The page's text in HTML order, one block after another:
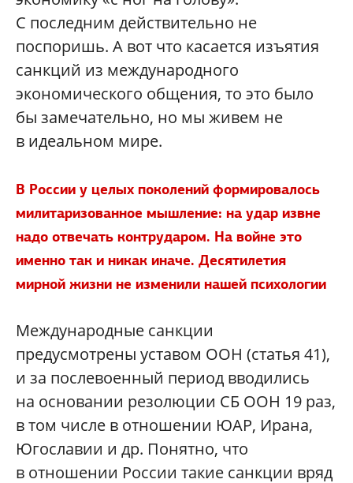
С последним действительно не
поспоришь. А вот что касается изъятия
санкций из международного
экономического общения, то это было
бы замечательно, но мы живем не
в идеальном мире.
В России у целых поколений формировалось
милитаризованное мышление: на удар извне
надо отвечать контрударом. На войне это
именно так и никак иначе. Десятилетия
мирной жизни не изменили нашей психологии
Международные санкции
предусмотрены уставом ООН (статья 41),
и за послевоенный период вводились
на основании резолюции СБ ООН 19 раз,
в том числе в отношении ЮАР, Ирана,
Югославии и др. Понятно, что
в отношении России такие санкции вряд